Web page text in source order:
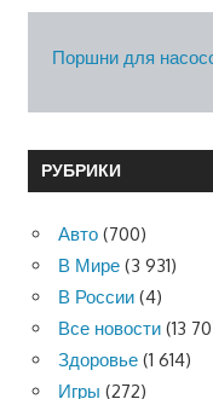
Поршни для
РУБРИКИ
Авто (700)
В Мире (3 931)
В России (4)
Все новости (13
Здоровье (1 614)
Игры (272)